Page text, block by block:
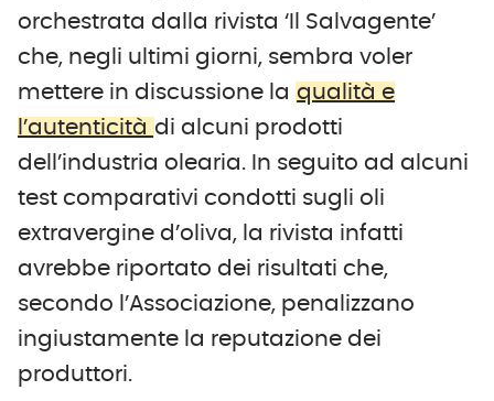
orchestrata dalla rivista ‘Il Salvagente’
che, negli ultimi giorni, sembra voler
mettere in discussione la qualità e
l’autenticità di alcuni prodotti
dell’industria olearia. In seguito ad alcuni
test comparativi condotti sugli oli
extravergine d’oliva, la rivista infatti
avrebbe riportato dei risultati che,
secondo l’Associazione, penalizzano
ingiustamente la reputazione dei
produttori.